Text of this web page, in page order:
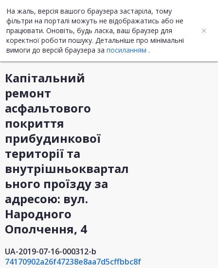
На жаль, версія вашого браузера застаріла, тому
фільтри на порталі можуть не відображатись або не
працювати. Оновіть, будь ласка, ваш браузер для
коректної роботи пошуку. Детальніше про мінімальні
вимоги до версій браузера за посиланням .
UA ENG
Інформація про закупівлю
Капітальний
ремонт
асфальтового
покриття
прибудинкової
території та
внутрішньоквартал
ьного проїзду за
адресою: вул.
Народного
Ополчення, 4
UA-2019-07-16-000312-b
74170902a26f47238e8aa7d5cffbbc8f